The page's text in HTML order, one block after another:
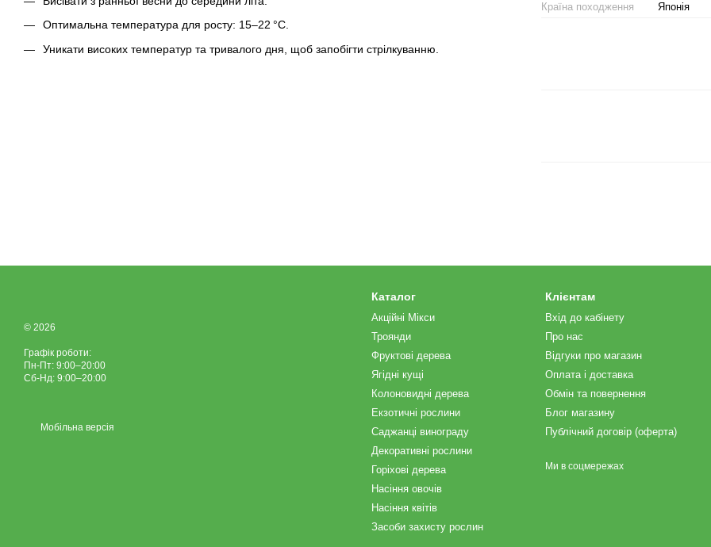
Оптимальна температура для росту: 15–22 °C.
Уникати високих температур та тривалого дня, щоб запобігти стрілкуванню.
Країна походження
Японія
© 2026
Графік роботи:
Пн-Пт: 9:00–20:00
Сб-Нд: 9:00–20:00
Мобільна версія
Каталог
Акційні Мікси
Троянди
Фруктові дерева
Ягідні кущі
Колоновидні дерева
Екзотичні рослини
Саджанці винограду
Декоративні рослини
Горіхові дерева
Насіння овочів
Насіння квітів
Засоби захисту рослин
Клієнтам
Вхід до кабінету
Про нас
Відгуки про магазин
Оплата і доставка
Обмін та повернення
Блог магазину
Публічний договір (оферта)
Ми в соцмережах